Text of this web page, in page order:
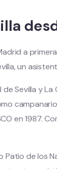
a
un
Sevilla y
en 1987.
Patio de los